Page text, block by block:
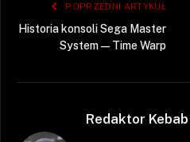
POPRZEDNI ARTYKUŁ
Historia konsoli Sega Master
System — Time Warp
Redaktor Kebab